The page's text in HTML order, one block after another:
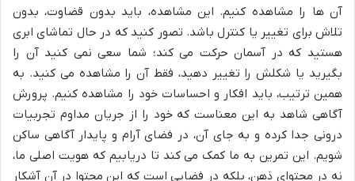
آن ها را مشاهده کنیم. این مشاهده، باید بدون قضاوت، بدون
تلاش برای تغییر یا کنترل باشد. تصور کنید که در حال تماشای ابری
هستید که در آسمان حرکت می کند؛ شما سعی نمی کنید آن را
بگیرید یا شکلش را تغییر دهید، فقط آن را مشاهده می کنید. به
همین ترتیب، باید افکار و احساسات خود را مشاهده کنیم. پرورش
آگاهی شاهد به این معناست که خود را از جریان مداوم تجربیات
درونی جدا کرده و به جای آن، در فضای آرام و پایدار آگاهی ساکن
شویم. این تمرین به ما کمک می کند تا دریابیم که هویت اصلی ما،
نه در محتوای ذهن، بلکه در فضایی است که این محتوا در آن آشکار